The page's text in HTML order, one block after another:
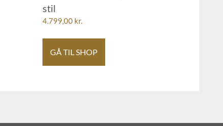
stil
4.799,00 kr.
GÅ TIL SHOP